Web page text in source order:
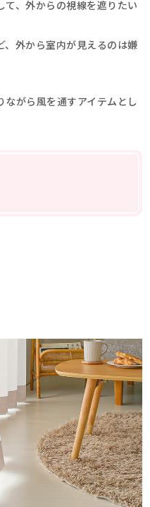
て、外からの視線を遮りたい
、外から室内が見えるのは嫌
ながら風を通すアイテムとし